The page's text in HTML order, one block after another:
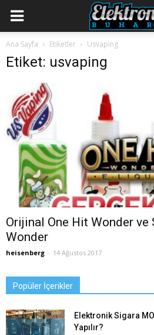
Ana Sayfa Etiketler Usvaping
Etiket: usvaping
Orijinal One Hit Wonder ve
Wonder
heisenberg - 14 Ağustos 2017
Popüler İçerikler
Elektronik Sigara
Yapılır?